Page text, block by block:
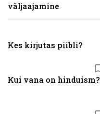
Kui vana on hinduism?
väljaajamine
Kes kirjutas piibli?